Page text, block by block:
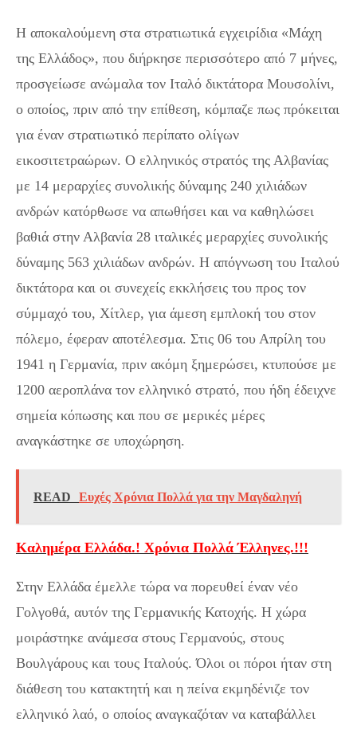
Η αποκαλούμενη στα στρατιωτικά εγχειρίδια «Μάχη
της Ελλάδος», που διήρκησε περισσότερο από 7 μήνες,
προσγείωσε ανώμαλα τον Ιταλό δικτάτορα Μουσολίνι,
ο οποίος, πριν από την επίθεση, κόμπαζε πως πρόκειται
για έναν στρατιωτικό περίπατο ολίγων
εικοσιτετραώρων. Ο ελληνικός στρατός της Αλβανίας
με 14 μεραρχίες συνολικής δύναμης 240 χιλιάδων
ανδρών κατόρθωσε να απωθήσει και να καθηλώσει
βαθιά στην Αλβανία 28 ιταλικές μεραρχίες συνολικής
δύναμης 563 χιλιάδων ανδρών. Η απόγνωση του Ιταλού
δικτάτορα και οι συνεχείς εκκλήσεις του προς τον
σύμμαχό του, Χίτλερ, για άμεση εμπλοκή του στον
πόλεμο, έφεραν αποτέλεσμα. Στις 06 του Απρίλη του
1941 η Γερμανία, πριν ακόμη ξημερώσει, κτυπούσε με
1200 αεροπλάνα τον ελληνικό στρατό, που ήδη έδειχνε
σημεία κόπωσης και που σε μερικές μέρες
αναγκάστηκε σε υποχώρηση.
READ Ευχές Χρόνια Πολλά για την Μαγδαληνή
Καλημέρα Ελλάδα.! Χρόνια Πολλά Έλληνες.!!!
Στην Ελλάδα έμελλε τώρα να πορευθεί έναν νέο
Γολγοθά, αυτόν της Γερμανικής Κατοχής. Η χώρα
μοιράστηκε ανάμεσα στους Γερμανούς, στους
Βουλγάρους και τους Ιταλούς. Όλοι οι πόροι ήταν στη
διάθεση του κατακτητή και η πείνα εκμηδένιζε τον
ελληνικό λαό, ο οποίος αναγκαζόταν να καταβάλλει